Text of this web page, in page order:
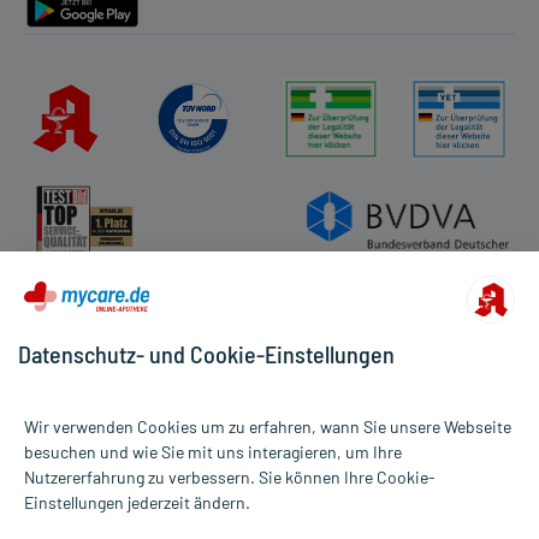
Alle Preise gelten inkl. MwSt., ggf. zzgl. Versandkosten
Informationen auf dieser Website werden ausschließlich für
Datenschutz- und Cookie-Einstellungen
Wir verwenden Cookies um zu erfahren, wann Sie unsere Webseite
besuchen und wie Sie mit uns interagieren, um Ihre
Nutzererfahrung zu verbessern. Sie können Ihre Cookie-
Einstellungen jederzeit ändern.